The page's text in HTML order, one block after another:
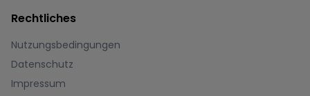
Rechtliches
Nutzungsbedingungen
Datenschutz
Impressum